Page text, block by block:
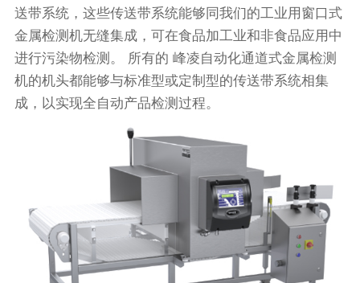
送带系统，这些传送带系统能够同我们的工业用窗口式
金属检测机无缝集成，可在食品加工业和非食品应用中
进行污染物检测。 所有的 峰凌自动化通道式金属检测
机的机头都能够与标准型或定制型的传送带系统相集
成，以实现全自动产品检测过程。